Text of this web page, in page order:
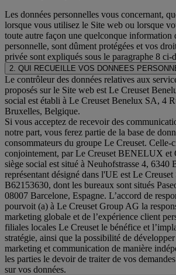
Les données personnelles vous concernant,
lorsque vous utilisez le Site web ou lorsque
toute autre façon une quelconque information
personnelle, sont dûment protégées et vos
privée sont expliqués sous le paragraphe 8 ci-
2. QUI RECUEILLE VOS DONNEES
Le contrôleur des données relatives aux
proposés sur le Site web est Le Creuset
social est établi à Le Creuset Benelux SA, 4
Bruxelles, Belgique.
Si vous acceptez de recevoir des
notre part, vous ferez partie de la base de
consommateurs du groupe Le Creuset. Celle-
conjointement, par Le Creuset BENELUX et
siège social est situé à Neuhofstrasse 4, 6340
représentant désigné dans l'UE est Le
B62153630, dont les bureaux sont situés
08007 Barcelone, Espagne. L’accord de
pourvoit (a) à Le Creuset Group AG la
marketing globale et de l’expérience client
filiales locales Le Creuset le bénéfice et
stratégie, ainsi que la possibilité de
marketing et communication de manière
les parties le devoir de traiter de vos
sur vos données.